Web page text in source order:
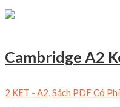
Cambridge A2
2 KET - A2,Sách PDF Có Phí